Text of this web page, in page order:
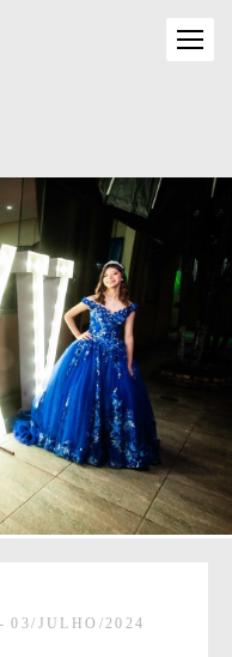
03/JULHO/2024